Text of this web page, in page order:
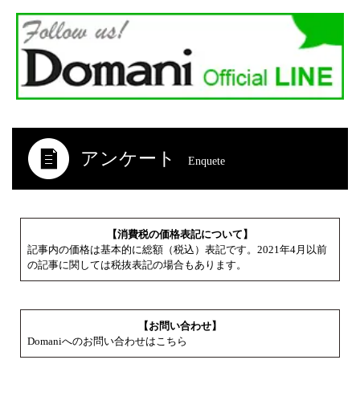
アンケート Enquete
【消費税の価格表記について】
記事内の価格は基本的に総額（税込）表記です。2021年4月以前
の記事に関しては税抜表記の場合もあります。
【お問い合わせ】
Domaniへのお問い合わせはこちら